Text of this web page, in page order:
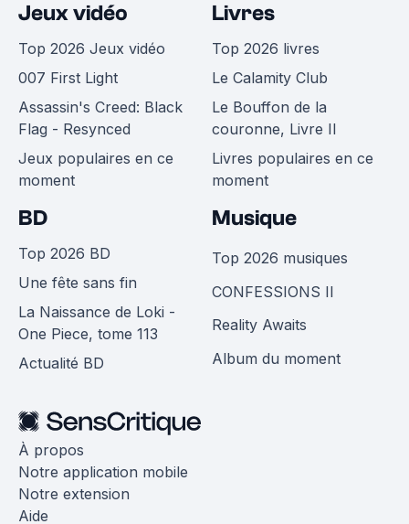
Jeux vidéo
Top 2026 Jeux vidéo
007 First Light
Assassin's Creed: Black
Flag - Resynced
Jeux populaires en ce
moment
Livres
Top 2026 livres
Le Calamity Club
Le Bouffon de la
couronne, Livre II
Livres populaires en ce
moment
BD
Top 2026 BD
Une fête sans fin
La Naissance de Loki -
One Piece, tome 113
Actualité BD
Musique
Top 2026 musiques
CONFESSIONS II
Reality Awaits
Album du moment
À propos
Notre application mobile
Notre extension
Aide